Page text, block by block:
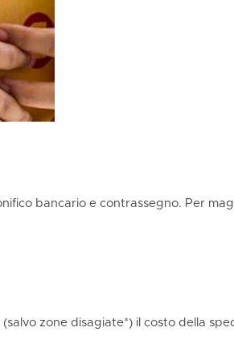
bancario e contrassegno. Per
zone disagiate*) il costo della